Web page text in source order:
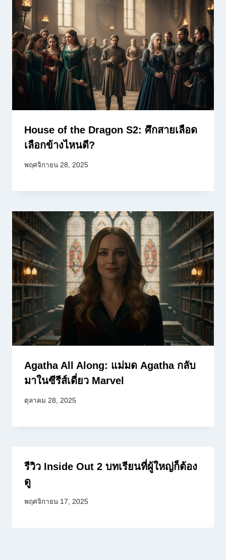
House of the Dragon S2: ศึกสายเลือด
เลือกข้างไหนดี?
พฤศจิกายน 28, 2025
Agatha All Along: แม่มด Agatha กลับ
มาในซีรีส์เดี่ยว Marvel
ตุลาคม 28, 2025
รีวิว Inside Out 2 บทเรียนที่ผู้ใหญ่ก็ต้อง
ดู
พฤศจิกายน 17, 2025